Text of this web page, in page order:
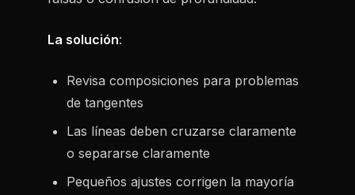
La solución:
Revisa composiciones para problemas
de tangentes
Las líneas deben cruzarse claramente
o separarse claramente
Pequeños ajustes corrigen la mayoría